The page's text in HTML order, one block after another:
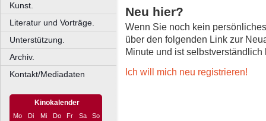
Kunst.
Literatur und Vorträge.
Unterstützung.
Archiv.
Kontakt/Mediadaten
Kinokalender
Mo Di Mi Do Fr Sa
So
Neu hier?
Wenn Sie noch kein
über den folgenden Link zur
Minute und ist selbstverständlich
Ich will mich neu registrieren!